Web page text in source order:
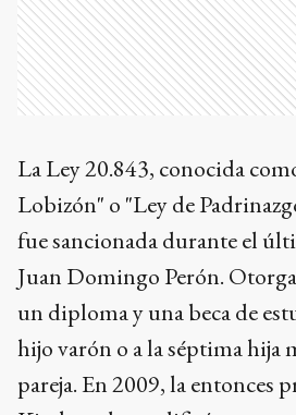
La Ley 20.843, conocida
Lobizón" o "Ley de
fue sancionada durante el
Juan Domingo Perón.
un diploma y una beca de
hijo varón o a la séptima hija
pareja. En 2009, la entonces